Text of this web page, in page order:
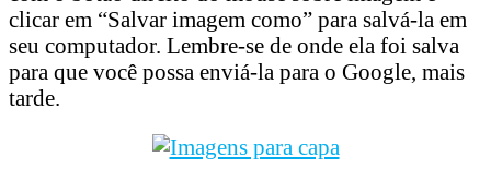
clicar em “Salvar imagem como” para salvá-la em
seu computador. Lembre-se de onde ela foi salva
para que você possa enviá-la para o Google, mais
tarde.